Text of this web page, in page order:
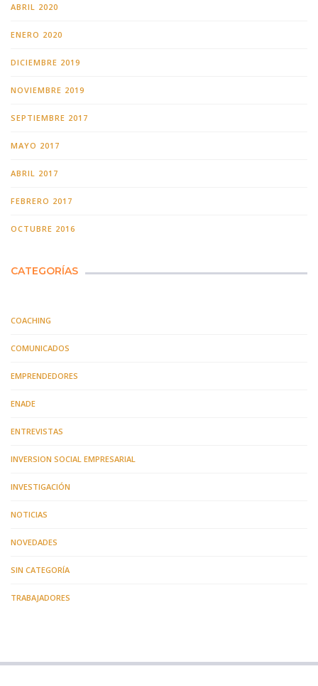
ABRIL 2020
ENERO 2020
DICIEMBRE 2019
NOVIEMBRE 2019
SEPTIEMBRE 2017
MAYO 2017
ABRIL 2017
FEBRERO 2017
OCTUBRE 2016
CATEGORÍAS
COACHING
COMUNICADOS
EMPRENDEDORES
ENADE
ENTREVISTAS
INVERSION SOCIAL EMPRESARIAL
INVESTIGACIÓN
NOTICIAS
NOVEDADES
SIN CATEGORÍA
TRABAJADORES